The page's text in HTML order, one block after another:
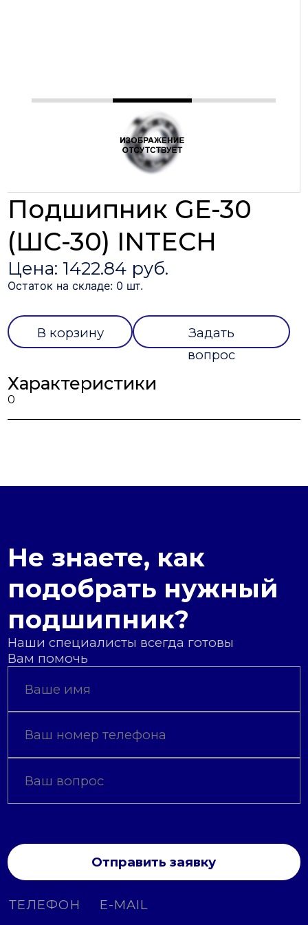
Подшипник GE-30
(ШС-30) INTECH
Цена: 1422.84 руб.
Остаток на складе: 0 шт.
В корзину
Задать
вопрос
Характеристики
0
Не знаете, как
подобрать нужный
подшипник?
Наши специалисты всегда готовы
Вам помочь
Отправить заявку
ТЕЛЕФОН E-MAIL